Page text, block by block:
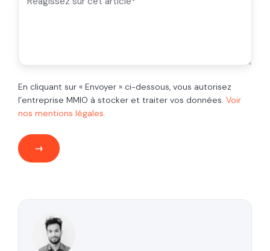
En cliquant sur « Envoyer » ci-dessous, vous autorisez
l’entreprise MMIO à stocker et traiter vos données. Voir
nos mentions légales.